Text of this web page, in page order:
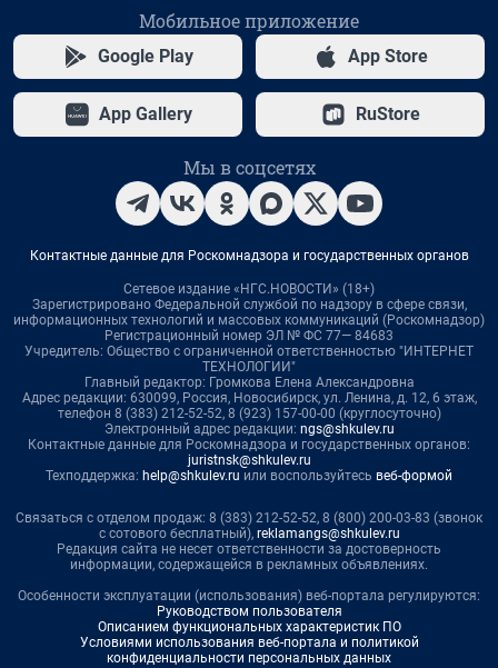
Мобильное приложение
Google Play App Store
App Gallery RuStore
Мы в соцсетях
Контактные данные для Роскомнадзора и государственных органов
Сетевое издание «НГС.НОВОСТИ» (18+)
Зарегистрировано Федеральной службой по надзору в сфере связи,
информационных технологий и массовых коммуникаций (Роскомнадзор)
Регистрационный номер ЭЛ № ФС 77— 84683
Учредитель: Общество с ограниченной ответственностью "ИНТЕРНЕТ
ТЕХНОЛОГИИ"
Главный редактор: Громкова Елена Александровна
Адрес редакции: 630099, Россия, Новосибирск, ул. Ленина, д. 12, 6 этаж,
телефон 8 (383) 212-52-52, 8 (923) 157-00-00 (круглосуточно)
Электронный адрес редакции: ngs@shkulev.ru
Контактные данные для Роскомнадзора и государственных органов:
juristnsk@shkulev.ru
Техподдержка: help@shkulev.ru или воспользуйтесь веб-формой
Связаться с отделом продаж: 8 (383) 212-52-52, 8 (800) 200-03-83 (звонок
с сотового бесплатный), reklamangs@shkulev.ru
Редакция сайта не несет ответственности за достоверность
информации, содержащейся в рекламных объявлениях.
Особенности эксплуатации (использования) веб-портала регулируются:
Руководством пользователя
Описанием функциональных характеристик ПО
Условиями использования веб-портала и политикой
конфиденциальности персональных данных